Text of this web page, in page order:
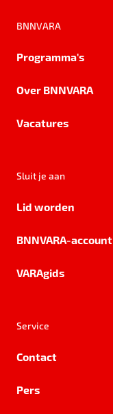
BNNVARA
Programma's
Over BNNVARA
Vacatures
Sluit je aan
Lid worden
BNNVARA-account
VARAgids
Service
Contact
Pers